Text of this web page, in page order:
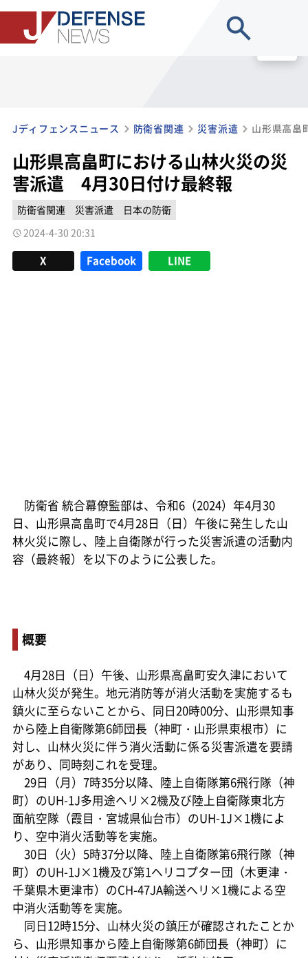
Jディフェンスニュース 防衛省関連 災害派遣
山形県高畠町における山林火災の災
害派遣 4月30日付け最終報
防衛省関連 災害派遣
日本の防衛
2024-4-30 20:31
X Facebook LINE
防衛省 統合幕僚監部は、令和6（2024）年4月30
日、山形県高畠町で4月28日（日）午後に発生した山
林火災に際し、陸上自衛隊が行った災害派遣の活動内
容（最終報）を以下のように公表した。
概要
4月28日（日）午後、山形県高畠町安久津において
山林火災が発生。地元消防等が消火活動を実施するも
鎮火に至らないことから、同日20時00分、山形県知事
から陸上自衛隊第6師団長（神町・山形県東根市）に
対し、山林火災に伴う消火活動に係る災害派遣を要請
があり、同時刻これを受理。
29日（月）7時35分以降、陸上自衛隊第6飛行隊（神
町）のUH-1J多用途ヘリ×2機及び陸上自衛隊東北方
面航空隊（霞目・宮城県仙台市）のUH-1J×1機によ
り、空中消火活動等を実施。
30日（火）5時37分以降、陸上自衛隊第6飛行隊（神
町）のUH-1J×1機及び第1ヘリコプター団（木更津・
千葉県木更津市）のCH-47JA輸送ヘリ×1機による空
中消火活動等を実施。
同日12時15分、山林火災の鎮圧が確認されたことか
ら、山形県知事から陸上自衛隊第6師団長（神町）に